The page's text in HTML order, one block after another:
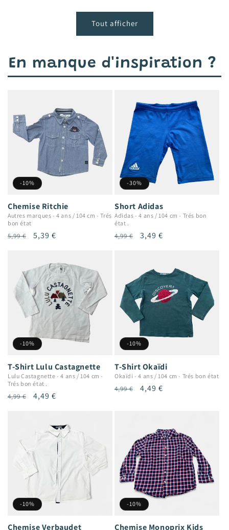
Tout afficher
En manque d'inspiration ?
-10%
Chemise Ritchie
Autres marques -4 ans / 104 cm -Trés
bon état
Prix
5,99 €
Prix
5,39 €
-30%
Short Adidas
Adidas -4 ans / 104 cm - Trés bon
état .
Prix
4,99 €
Prix
3,49 €
-10%
T-Shirt Lulu Castagnette
Lulu Castagnette -4 ans / 104 cm -
Trés bon état .
Prix
4,99 €
Prix
4,49 €
-10%
T-Shirt Okaïdi
Okaïdi -4 ans / 104 cm - Trés bon état
Prix
4,99 €
Prix
4,49 €
-10%
Chemise Verbaudet
-10%
Chemise Monoprix Kids